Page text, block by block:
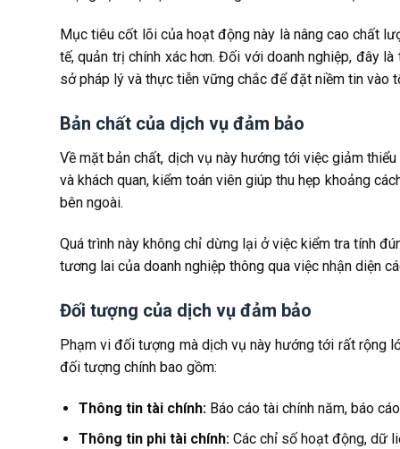
Mục tiêu cốt lõi của hoạt động này là nâng cao chất
tế, quản trị chính xác hơn. Đối với doanh nghiệp, đây
sở pháp lý và thực tiễn vững chắc để đặt niềm tin vào
Bản chất của dịch vụ đảm bảo
Về mặt bản chất, dịch vụ này hướng tới việc giảm
và khách quan, kiểm toán viên giúp thu hẹp khoảng
bên ngoài.
Quá trình này không chỉ dừng lại ở việc kiểm tra tính
tương lai của doanh nghiệp thông qua việc nhận diện
Đối tượng của dịch vụ đảm bảo
Phạm vi đối tượng mà dịch vụ này hướng tới rất rộng
đối tượng chính bao gồm:
Thông tin tài chính:Báo cáo tài chính năm, báo
Thông tin phi tài chính:Các chỉ số hoạt động, dữ